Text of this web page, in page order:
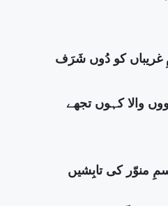
کو دُوں شَرَف
والا کہوں تجھے
منوّر کی تابِشیں